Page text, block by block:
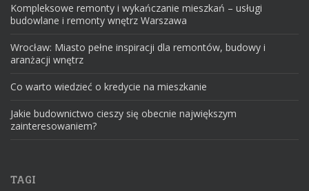
Kompleksowe remonty i wykańczanie mieszkań – usługi
budowlane i remonty wnętrz Warszawa
Wrocław: Miasto pełne inspiracji dla remontów, budowy i
aranżacji wnętrz
Co warto wiedzieć o kredycie na mieszkanie
Jakie budownictwo cieszy się obecnie największym
zainteresowaniem?
TAGI